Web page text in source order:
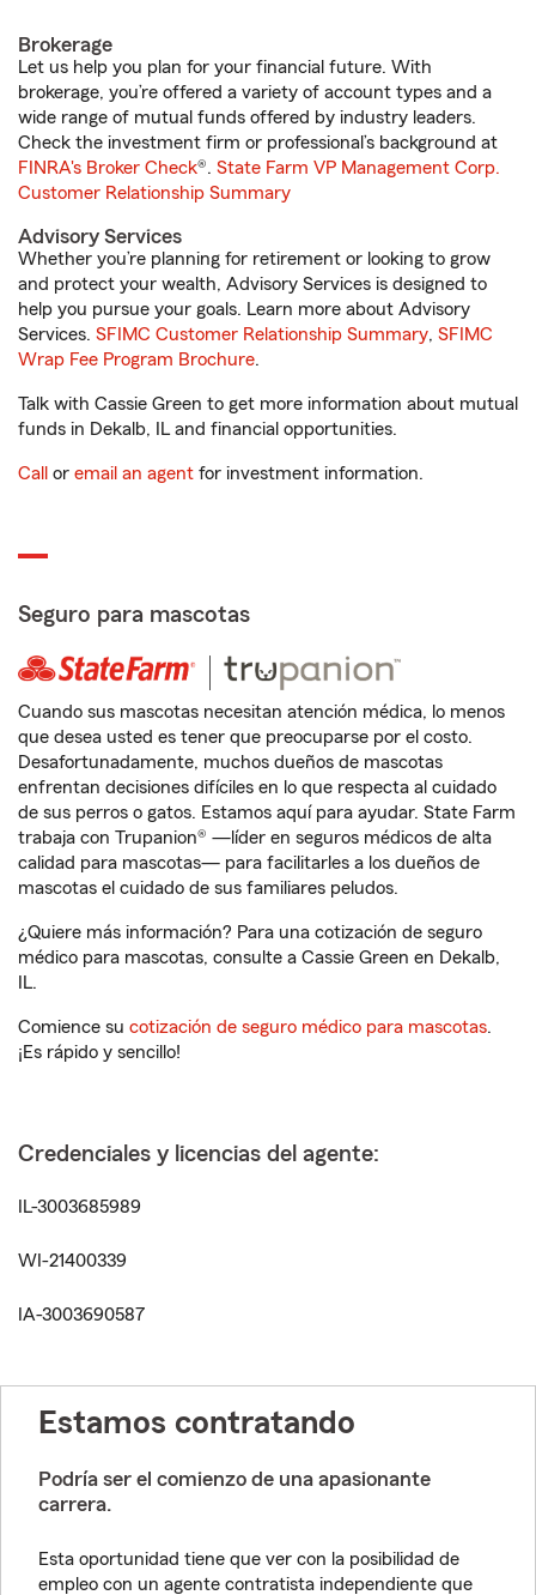
Brokerage
Let us help you plan for your financial future. With
brokerage, you’re offered a variety of account types and a
wide range of mutual funds offered by industry leaders.
Check the investment firm or professional’s background at
FINRA's Broker Check®. State Farm VP Management Corp.
Customer Relationship Summary
Advisory Services
Whether you’re planning for retirement or looking to grow
and protect your wealth, Advisory Services is designed to
help you pursue your goals. Learn more about Advisory
Services. SFIMC Customer Relationship Summary, SFIMC
Wrap Fee Program Brochure.
Talk with Cassie Green to get more information about mutual
funds in Dekalb, IL and financial opportunities.
Call or email an agent for investment information.
Seguro para mascotas
Cuando sus mascotas necesitan atención médica, lo menos
que desea usted es tener que preocuparse por el costo.
Desafortunadamente, muchos dueños de mascotas
enfrentan decisiones difíciles en lo que respecta al cuidado
de sus perros o gatos. Estamos aquí para ayudar. State Farm
trabaja con Trupanion® —líder en seguros médicos de alta
calidad para mascotas— para facilitarles a los dueños de
mascotas el cuidado de sus familiares peludos.
¿Quiere más información? Para una cotización de seguro
médico para mascotas, consulte a Cassie Green en Dekalb,
IL.
Comience su cotización de seguro médico para mascotas.
¡Es rápido y sencillo!
Credenciales y licencias del agente:
IL-3003685989
WI-21400339
IA-3003690587
Estamos contratando
Podría ser el comienzo de una apasionante
carrera.
Esta oportunidad tiene que ver con la posibilidad de
empleo con un agente contratista independiente que